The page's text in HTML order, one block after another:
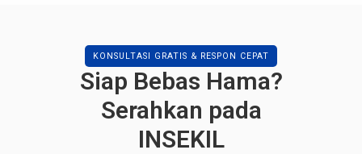
KONSULTASI GRATIS & RESPON CEPAT
Siap Bebas Hama?
Serahkan pada
INSEKIL